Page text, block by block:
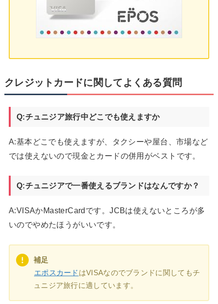
クレジットカードに関してよくある質問
Q:チュニジア旅行中どこでも使えますか
A:基本どこでも使えますが、タクシーや屋台、市場など
では使えないので現金とカードの併用がベストです。
Q:チュニジアで一番使えるブランドはなんですか？
A:VISAかMasterCardです。JCBは使えないところが多
いのでやめたほうがいいです。
補足
エポスカード はVISAなのでブランドに関してもチ
ュニジア旅行に適しています。